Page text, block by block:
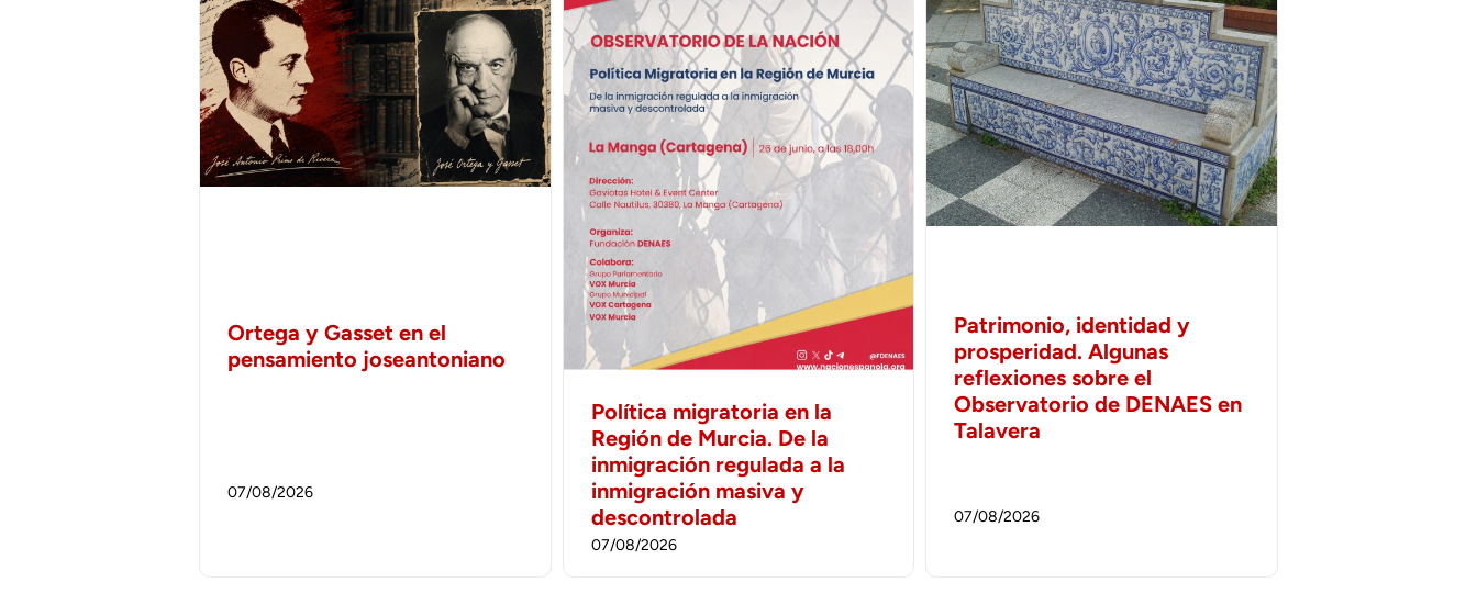
Ortega y Gasset en el
pensamiento joseantoniano
07/08/2026
Política migratoria en la
Región de Murcia. De la
inmigración regulada a la
inmigración masiva y
descontrolada
07/08/2026
Patrimonio, identidad y
prosperidad. Algunas
reflexiones sobre el
Observatorio de DENAES en
Talavera
07/08/2026